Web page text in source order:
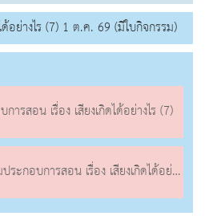
ด้อย่างไร (7) 1 ต.ค. 69 (มีใบกิจกรรม)
ารสอน เรื่อง เสียงเกิดได้อย่างไร (7)
กอบการสอน เรื่อง เสียงเกิดได้อย่างไร (7)